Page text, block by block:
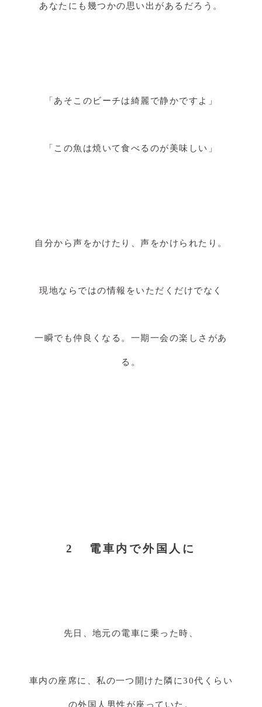
あなたにも幾つかの思い出があるだろう。
「あそこのビーチは綺麗で静かですよ」
「この魚は焼いて食べるのが美味しい」
自分から声をかけたり、声をかけられたり。
現地ならではの情報をいただくだけでなく
一瞬でも仲良くなる。一期一会の楽しさがあ
る。
2 電車内で外国人に
先日、地元の電車に乗った時、
車内の座席に、私の一つ開けた隣に30代くらい
の外国人男性が座っていた。